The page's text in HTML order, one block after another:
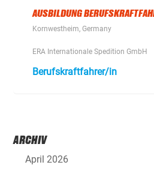
AUSBILDUNG
Kornwestheim, Germany
ERA Internationale Spedition GmbH
Berufskraftfahrer/in
ARCHIV
April 2026